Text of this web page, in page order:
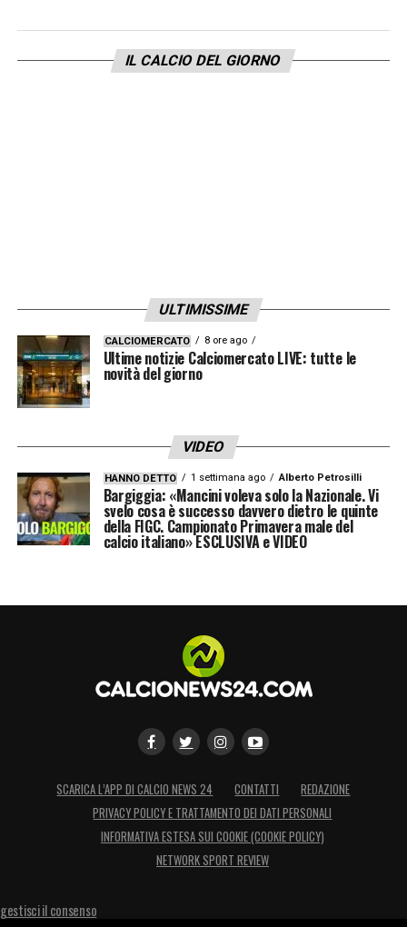
IL CALCIO DEL GIORNO
ULTIMISSIME
CALCIOMERCATO 8 ore ago
Ultime notizie Calciomercato LIVE: tutte le
novità del giorno
VIDEO
HANNO DETTO 1 settimana ago Alberto Petrosilli
Bargiggia: «Mancini voleva solo la Nazionale. Vi
svelo cosa è successo davvero dietro le quinte
della FIGC. Campionato Primavera male del
calcio italiano» ESCLUSIVA e VIDEO
SCARICA L’APP DI CALCIO NEWS 24 CONTATTI
REDAZIONE
PRIVACY POLICY E TRATTAMENTO DEI DATI PERSONALI
INFORMATIVA ESTESA SUI COOKIE (COOKIE POLICY)
NETWORK SPORT REVIEW
gestisci il consenso